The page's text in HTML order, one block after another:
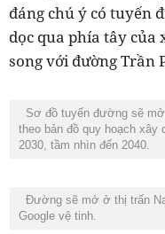
đáng chú ý có tuyến
dọc qua phía tây của
song với đường Trần
Sơ đồ tuyến đường sẽ
theo bản đồ quy hoạch xây
2030, tầm nhìn đến 2040.
Đường sẽ mở ở thị trấn
Google vệ tinh.